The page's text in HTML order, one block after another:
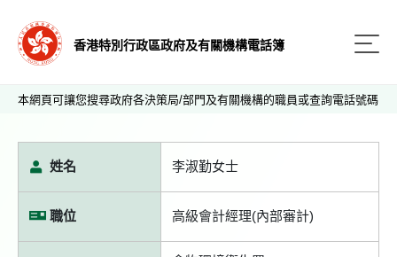
香港特別行政區政府及有關機構電話簿
本網頁可讓您搜尋政府各決策局/部門及有關機構的職員或查詢電話號碼
姓名 李淑勤女士
職位 高級會計經理(內部審計)